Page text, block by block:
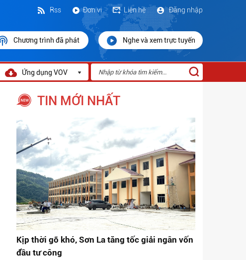
Đăng nhập
Liên hệ
Đơn vị
Rss
Chương trình đã phát Nghe và xem trực tuyến
Ứng dụng VOV
TIN MỚI NHẤT
Kịp thời gỡ khó, Sơn La tăng tốc giải ngân vốn
đầu tư công